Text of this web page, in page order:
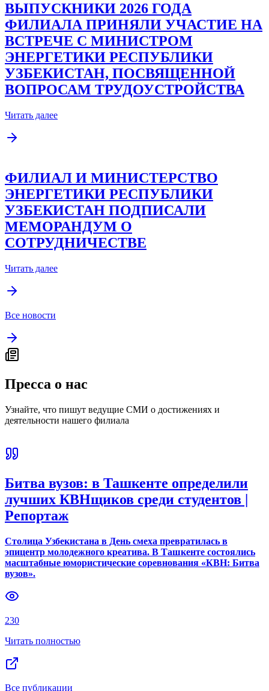
ВЫПУСКНИКИ 2026 ГОДА
ФИЛИАЛА ПРИНЯЛИ УЧАСТИЕ НА
ВСТРЕЧЕ С МИНИСТРОМ
ЭНЕРГЕТИКИ РЕСПУБЛИКИ
УЗБЕКИСТАН, ПОСВЯЩЕННОЙ
ВОПРОСАМ ТРУДОУСТРОЙСТВА
Читать далее
ФИЛИАЛ И МИНИСТЕРСТВО
ЭНЕРГЕТИКИ РЕСПУБЛИКИ
УЗБЕКИСТАН ПОДПИСАЛИ
МЕМОРАНДУМ О
СОТРУДНИЧЕСТВЕ
Читать далее
Все новости
Пресса о нас
Узнайте, что пишут ведущие СМИ о достижениях и
деятельности нашего филиала
Битва вузов: в Ташкенте определили
лучших КВНщиков среди студентов |
Репортаж
Столица Узбекистана в День смеха превратилась в
эпицентр молодежного креатива. В Ташкенте состоялись
масштабные юмористические соревнования «КВН: Битва
вузов».
230
Читать полностью
Все публикации